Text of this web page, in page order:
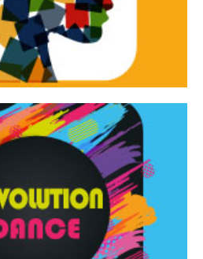
dinamiche
Dance
contemporanea – I Edizione